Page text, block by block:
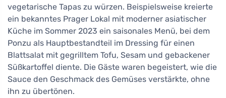
vegetarische Tapas zu würzen. Beispielsweise kreierte
ein bekanntes Prager Lokal mit moderner asiatischer
Küche im Sommer 2023 ein saisonales Menü, bei dem
Ponzu als Hauptbestandteil im Dressing für einen
Blattsalat mit gegrilltem Tofu, Sesam und gebackener
Süßkartoffel diente. Die Gäste waren begeistert, wie die
Sauce den Geschmack des Gemüses verstärkte, ohne
ihn zu übertönen.